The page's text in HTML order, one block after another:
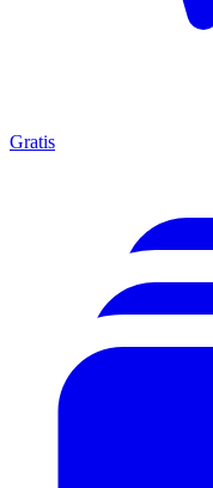
Gratis